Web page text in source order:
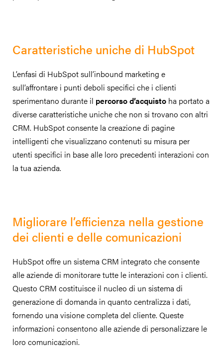
Caratteristiche uniche di HubSpot
L’enfasi di HubSpot sull’inbound marketing e
sull’affrontare i punti deboli specifici che i clienti
sperimentano durante il percorso d’acquisto ha portato a
diverse caratteristiche uniche che non si trovano con altri
CRM. HubSpot consente la creazione di pagine
intelligenti che visualizzano contenuti su misura per
utenti specifici in base alle loro precedenti interazioni con
la tua azienda.
Migliorare l’efficienza nella gestione
dei clienti e delle comunicazioni
HubSpot offre un sistema CRM integrato che consente
alle aziende di monitorare tutte le interazioni con i clienti.
Questo CRM costituisce il nucleo di un sistema di
generazione di domanda in quanto centralizza i dati,
fornendo una visione completa del cliente. Queste
informazioni consentono alle aziende di personalizzare le
loro comunicazioni.